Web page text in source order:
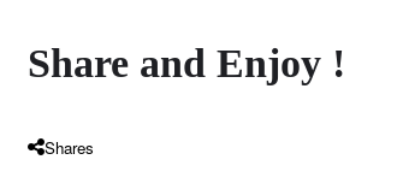
Share and Enjoy !
Shares